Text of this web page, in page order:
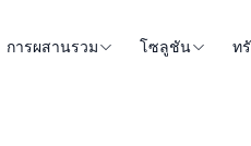
การผสานรวม โซลูชัน ท